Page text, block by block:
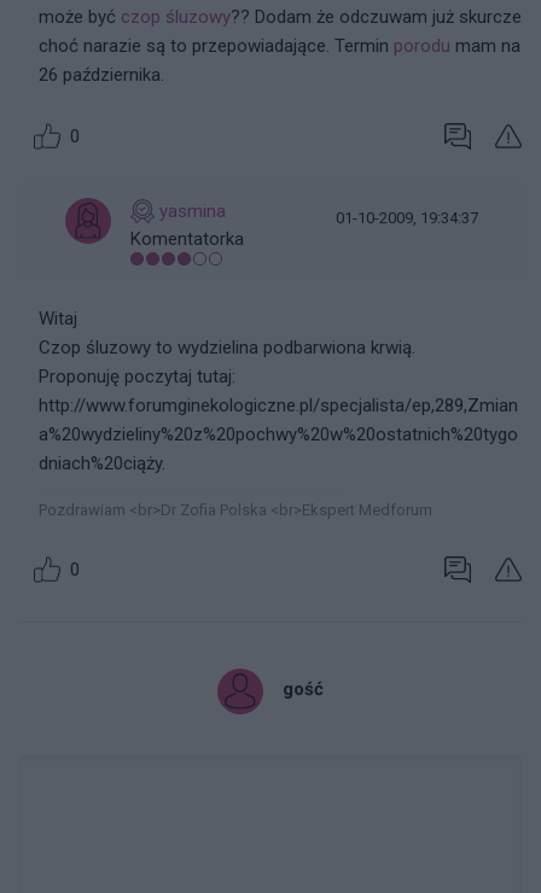
może być czop śluzowy?? Dodam że odczuwam już skurcze
choć narazie są to przepowiadające. Termin porodu mam na
26 października.
0
yasmina
Komentatorka
01-10-2009, 19:34:37
Witaj
Czop śluzowy to wydzielina podbarwiona krwią.
Proponuję poczytaj tutaj:
http://www.forumginekologiczne.pl/specjalista/ep,289,Zmian
a%20wydzieliny%20z%20pochwy%20w%20ostatnich%20tygo
dniach%20ciąży.
Pozdrawiam <br>Dr Zofia Polska <br>Ekspert Medforum
0
gość